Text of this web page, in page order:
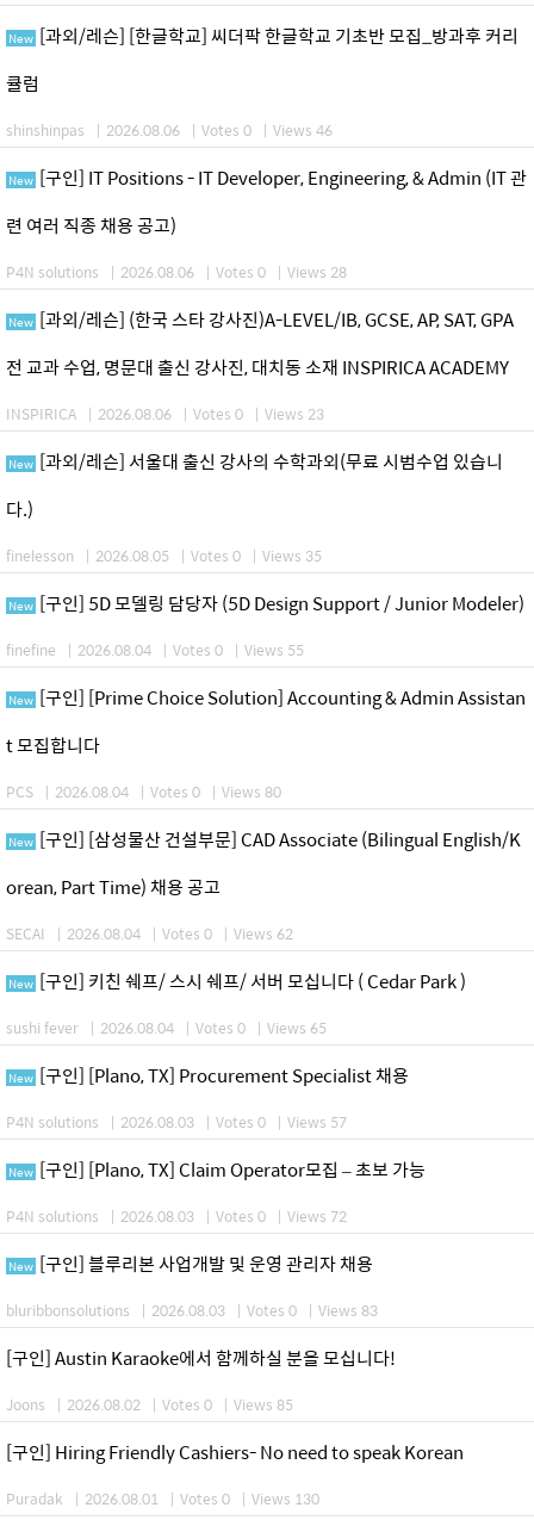
New [과외/레슨] [한글학교] 씨더팍 한글학교 기초반 모집_방과후 커리
큘럼
shinshinpas | 2026.08.06 | Votes 0 | Views 46
New [구인] IT Positions - IT Developer, Engineering, & Admin (IT 관
련 여러 직종 채용 공고)
P4N solutions | 2026.08.06 | Votes 0 | Views 28
New [과외/레슨] (한국 스타 강사진)A-LEVEL/IB, GCSE, AP, SAT, GPA
전 교과 수업, 명문대 출신 강사진, 대치동 소재 INSPIRICA ACADEMY
INSPIRICA | 2026.08.06 | Votes 0 | Views 23
New [과외/레슨] 서울대 출신 강사의 수학과외(무료 시범수업 있습니
다.)
finelesson | 2026.08.05 | Votes 0 | Views 35
New [구인] 5D 모델링 담당자 (5D Design Support / Junior Modeler)
finefine | 2026.08.04 | Votes 0 | Views 55
New [구인] [Prime Choice Solution] Accounting & Admin Assistan
t 모집합니다
PCS | 2026.08.04 | Votes 0 | Views 80
New [구인] [삼성물산 건설부문] CAD Associate (Bilingual English/K
orean, Part Time) 채용 공고
SECAI | 2026.08.04 | Votes 0 | Views 62
New [구인] 키친 쉐프/ 스시 쉐프/ 서버 모십니다 ( Cedar Park )
sushi fever | 2026.08.04 | Votes 0 | Views 65
New [구인] [Plano, TX] Procurement Specialist 채용
P4N solutions | 2026.08.03 | Votes 0 | Views 57
New [구인] [Plano, TX] Claim Operator모집 – 초보 가능
P4N solutions | 2026.08.03 | Votes 0 | Views 72
New [구인] 블루리본 사업개발 및 운영 관리자 채용
bluribbonsolutions | 2026.08.03 | Votes 0 | Views 83
[구인] Austin Karaoke에서 함께하실 분을 모십니다!
Joons | 2026.08.02 | Votes 0 | Views 85
[구인] Hiring Friendly Cashiers- No need to speak Korean
Puradak | 2026.08.01 | Votes 0 | Views 130